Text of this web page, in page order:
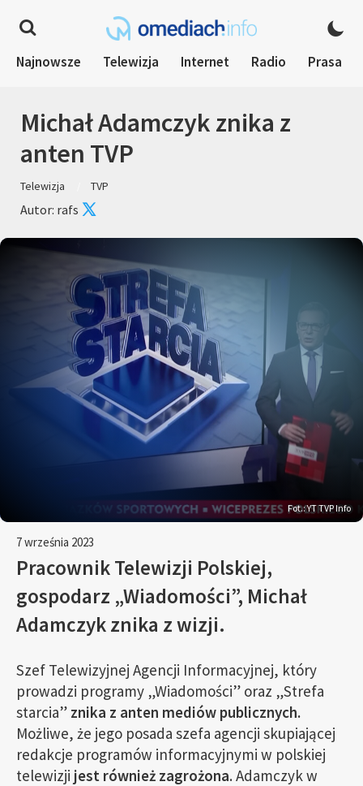
Najnowsze Telewizja Internet Radio Prasa
Michał Adamczyk znika z
anten TVP
Telewizja TVP
Autor: rafs
Fot.: YT TVP Info
7 września 2023
Pracownik Telewizji Polskiej,
gospodarz „Wiadomości”, Michał
Adamczyk znika z wizji.
Szef Telewizyjnej Agencji Informacyjnej, który
prowadzi programy „Wiadomości” oraz „Strefa
starcia” znika z anten mediów publicznych.
Możliwe, że jego posada szefa agencji skupiającej
redakcje programów informacyjnymi w polskiej
telewizji jest również zagrożona. Adamczyk w